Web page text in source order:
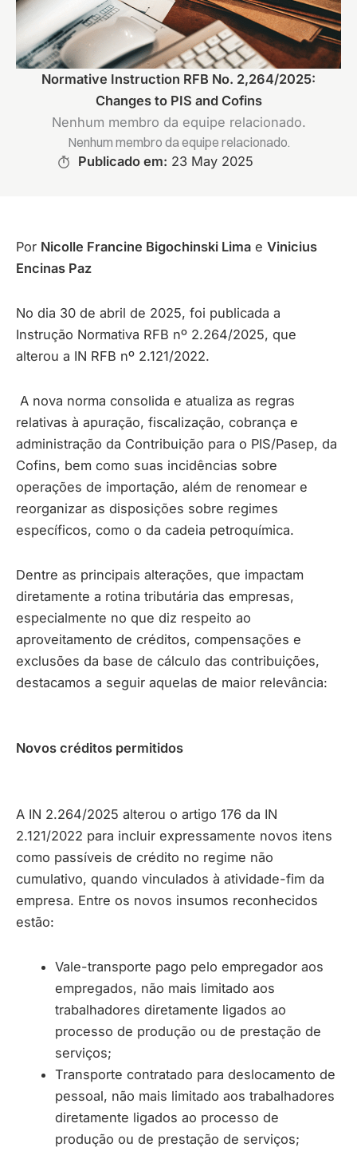
Normative Instruction RFB No. 2,264/2025:
Changes to PIS and Cofins
Nenhum membro da equipe relacionado.
Nenhum membro da equipe relacionado.
Publicado em: 23 May 2025
Por Nicolle Francine Bigochinski Lima e Vinicius
Encinas Paz
No dia 30 de abril de 2025, foi publicada a
Instrução Normativa RFB nº 2.264/2025, que
alterou a IN RFB nº 2.121/2022.
A nova norma consolida e atualiza as regras
relativas à apuração, fiscalização, cobrança e
administração da Contribuição para o PIS/Pasep, da
Cofins, bem como suas incidências sobre
operações de importação, além de renomear e
reorganizar as disposições sobre regimes
específicos, como o da cadeia petroquímica.
Dentre as principais alterações, que impactam
diretamente a rotina tributária das empresas,
especialmente no que diz respeito ao
aproveitamento de créditos, compensações e
exclusões da base de cálculo das contribuições,
destacamos a seguir aquelas de maior relevância:
Novos créditos permitidos
A IN 2.264/2025 alterou o artigo 176 da IN
2.121/2022 para incluir expressamente novos itens
como passíveis de crédito no regime não
cumulativo, quando vinculados à atividade-fim da
empresa. Entre os novos insumos reconhecidos
estão:
Vale-transporte pago pelo empregador aos
empregados, não mais limitado aos
trabalhadores diretamente ligados ao
processo de produção ou de prestação de
serviços;
Transporte contratado para deslocamento de
pessoal, não mais limitado aos trabalhadores
diretamente ligados ao processo de
produção ou de prestação de serviços;